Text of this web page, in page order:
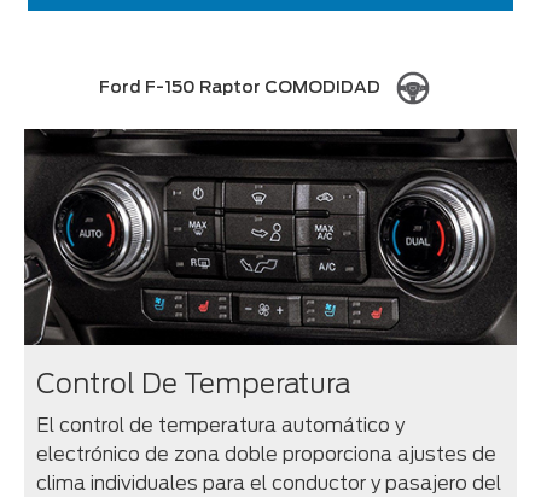
Ford F-150 Raptor COMODIDAD
Control De Temperatura
El control de temperatura automático y
electrónico de zona doble proporciona ajustes de
clima individuales para el conductor y pasajero del